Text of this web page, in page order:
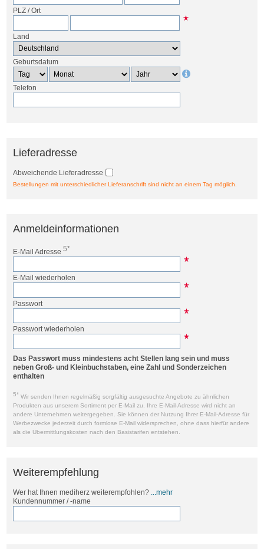
PLZ/Ort
Land
Geburtsdatum
Telefon
Lieferadresse
Abweichende Lieferadresse
Bestellungen mit unterschiedlicher Lieferanschrift sind nicht an einem Tag möglich.
Anmeldeinformationen
E-Mail Adresse 5*
E-Mail wiederholen
Passwort
Passwort wiederholen
Das Passwort muss mindestens acht Stellen lang sein und muss
neben Groß- und Kleinbuchstaben, eine Zahl und Sonderzeichen
enthalten
5* Wir senden Ihnen regelmäßig sorgfältig ausgesuchte Angebote zu ähnlichen
Produkten aus unserem Sortiment per E-Mail zu. Ihre E-Mail-Adresse wird nicht an
andere Unternehmen weitergegeben. Sie können der Nutzung Ihrer E-Mail-Adresse für
Werbezwecke jederzeit durch formlose E-Mail widersprechen, ohne dass hierfür andere
als die Übermittlungskosten nach den Basistarifen entstehen.
Weiterempfehlung
Wer hat Ihnen mediherz weiterempfohlen? ...mehr
Kundennummer / -name